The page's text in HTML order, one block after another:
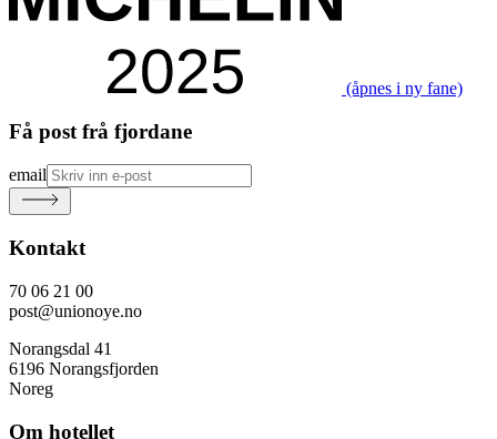
(åpnes i ny fane)
Få post frå fjordane
email
Kontakt
70 06 21 00
post@unionoye.no
Norangsdal 41
6196 Norangsfjorden
Noreg
Om hotellet